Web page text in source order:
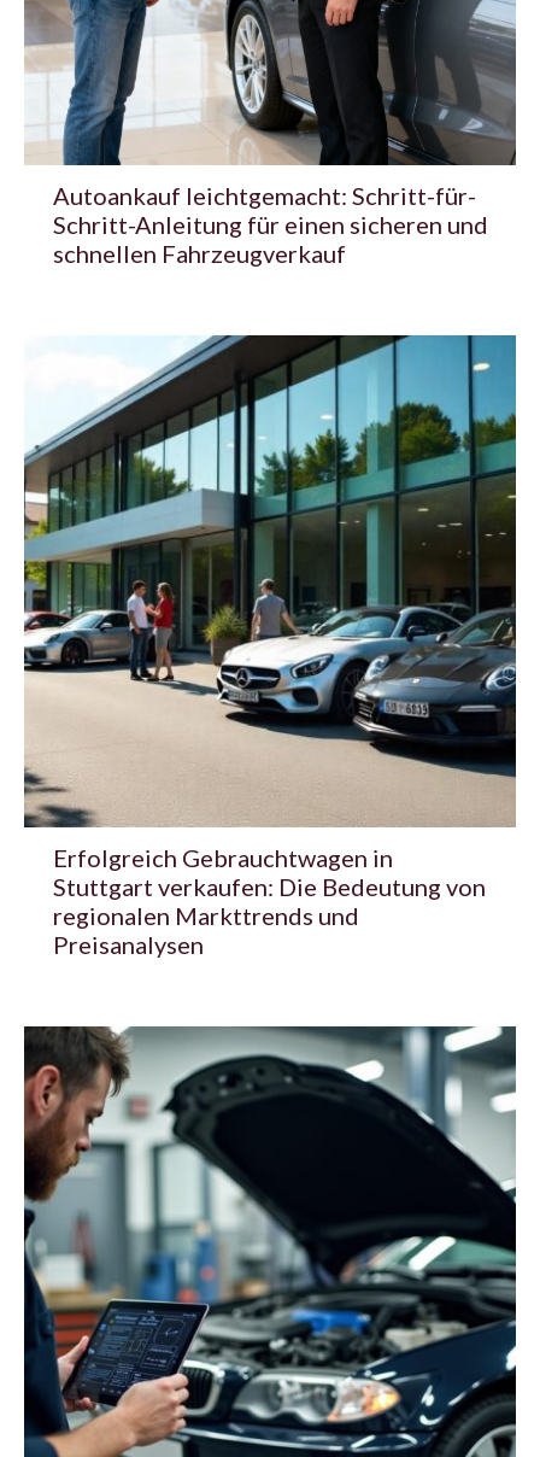
Autoankauf leichtgemacht: Schritt-für-
Schritt-Anleitung für einen sicheren und
schnellen Fahrzeugverkauf
Erfolgreich Gebrauchtwagen in
Stuttgart verkaufen: Die Bedeutung von
regionalen Markttrends und
Preisanalysen